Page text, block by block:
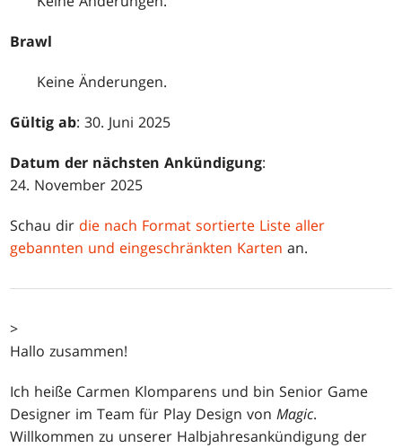
Brawl
Keine Änderungen.
Gültig ab: 30. Juni 2025
Datum der nächsten Ankündigung:
24. November 2025
Schau dir die nach Format sortierte Liste aller
gebannten und eingeschränkten Karten an.
>
Hallo zusammen!
Ich heiße Carmen Klomparens und bin Senior Game
Designer im Team für Play Design vonMagic.
Willkommen zu unserer Halbjahresankündigung der